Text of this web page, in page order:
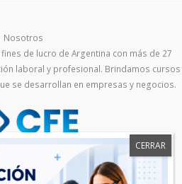
Nosotros
de lucro de Argentina con más de 27
laboral y profesional. Brindamos cursos
se desarrollan en empresas y negocios.
2608-3000